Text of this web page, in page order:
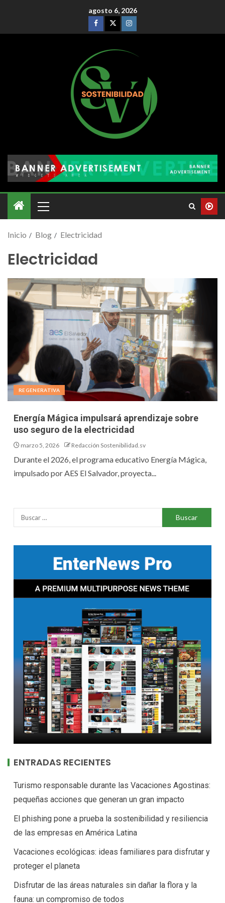
agosto 6, 2026
Inicio Blog Electricidad
Electricidad
REGENERATIVA
Energía Mágica impulsará aprendizaje sobre
uso seguro de la electricidad
marzo 5, 2026 Redacción Sostenibilidad.sv
Durante el 2026, el programa educativo Energía Mágica,
impulsado por AES El Salvador, proyecta...
ENTRADAS RECIENTES
Turismo responsable durante las Vacaciones Agostinas:
pequeñas acciones que generan un gran impacto
El phishing pone a prueba la sostenibilidad y resiliencia
de las empresas en América Latina
Vacaciones ecológicas: ideas familiares para disfrutar y
proteger el planeta
Disfrutar de las áreas naturales sin dañar la flora y la
fauna: un compromiso de todos